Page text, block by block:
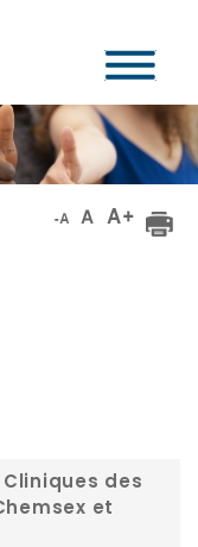
Cliniques des
et